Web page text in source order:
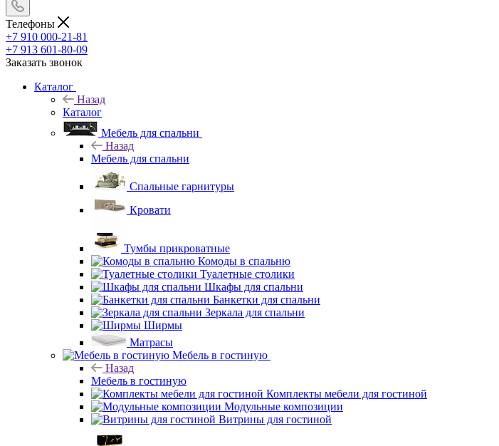
Телефоны
+7 910 000-21-81
+7 913 601-80-09
Заказать звонок
Каталог
Назад
Каталог
Мебель для спальни
Назад
Мебель для спальни
Спальные гарнитуры
Кровати
Тумбы прикроватные
Комоды в спальню
Туалетные столики
Шкафы для спальни
Банкетки для спальни
Зеркала для спальни
Ширмы
Матрасы
Мебель в гостиную
Назад
Мебель в гостиную
Комплекты мебели для гостиной
Модульные композиции
Витрины для гостиной